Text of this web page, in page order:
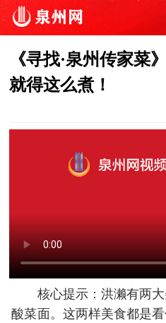
《寻找·泉州传家菜
就得这么煮！
核心提示：洪濑有两
酸菜面。这两样美食都是